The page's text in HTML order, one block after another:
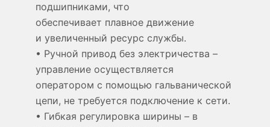
подшипниками, что
обеспечивает плавное движение
и увеличенный ресурс службы.
• Ручной привод без электричества –
управление осуществляется
оператором с помощью гальванической
цепи, не требуется подключение к сети.
• Гибкая регулировка ширины – в